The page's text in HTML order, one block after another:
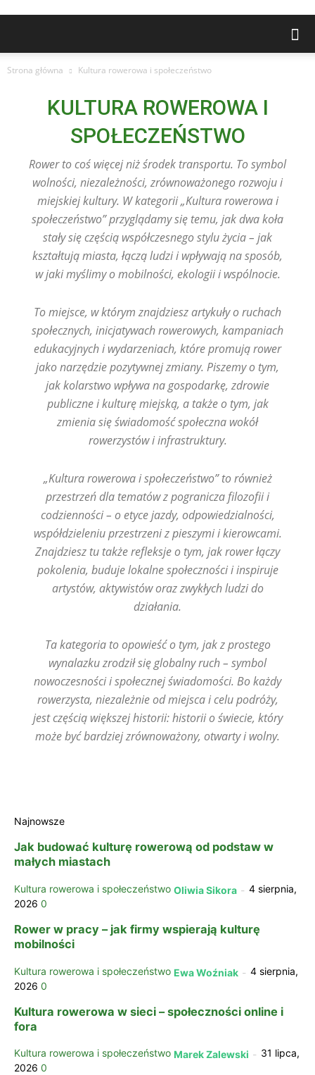
Strona główna Kultura rowerowa i społeczeństwo
KULTURA ROWEROWA I
SPOŁECZEŃSTWO
Rower to coś więcej niż środek transportu. To symbol
wolności, niezależności, zrównoważonego rozwoju i
miejskiej kultury. W kategorii „Kultura rowerowa i
społeczeństwo” przyglądamy się temu, jak dwa koła
stały się częścią współczesnego stylu życia – jak
kształtują miasta, łączą ludzi i wpływają na sposób,
w jaki myślimy o mobilności, ekologii i wspólnocie.
To miejsce, w którym znajdziesz artykuły o ruchach
społecznych, inicjatywach rowerowych, kampaniach
edukacyjnych i wydarzeniach, które promują rower
jako narzędzie pozytywnej zmiany. Piszemy o tym,
jak kolarstwo wpływa na gospodarkę, zdrowie
publiczne i kulturę miejską, a także o tym, jak
zmienia się świadomość społeczna wokół
rowerzystów i infrastruktury.
„Kultura rowerowa i społeczeństwo” to również
przestrzeń dla tematów z pogranicza filozofii i
codzienności – o etyce jazdy, odpowiedzialności,
współdzieleniu przestrzeni z pieszymi i kierowcami.
Znajdziesz tu także refleksje o tym, jak rower łączy
pokolenia, buduje lokalne społeczności i inspiruje
artystów, aktywistów oraz zwykłych ludzi do
działania.
Ta kategoria to opowieść o tym, jak z prostego
wynalazku zrodził się globalny ruch – symbol
nowoczesności i społecznej świadomości. Bo każdy
rowerzysta, niezależnie od miejsca i celu podróży,
jest częścią większej historii: historii o świecie, który
może być bardziej zrównoważony, otwarty i wolny.
Najnowsze
Jak budować kulturę rowerową od podstaw w
małych miastach
Kultura rowerowa i społeczeństwo Oliwia Sikora - 4 sierpnia,
2026 0
Rower w pracy – jak firmy wspierają kulturę
mobilności
Kultura rowerowa i społeczeństwo Ewa Woźniak - 4 sierpnia,
2026 0
Kultura rowerowa w sieci – społeczności online i
fora
Kultura rowerowa i społeczeństwo Marek Zalewski - 31 lipca,
2026 0